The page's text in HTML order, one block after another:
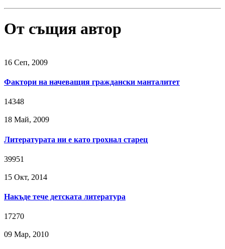
От същия автор
16 Сeп, 2009
Фактори на начеващия граждански манталитет
14348
18 Май, 2009
Литературата ни е като грохнал старец
39951
15 Окт, 2014
Накъде тече детската литература
17270
09 Мар, 2010